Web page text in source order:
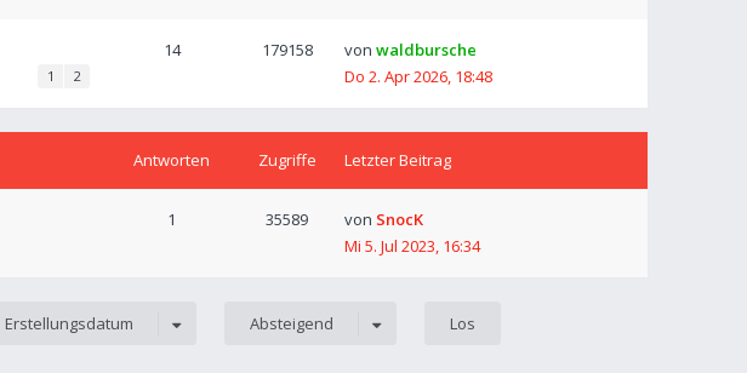
1 2
14 179158 von waldbursche
Do 2. Apr 2026, 18:48
Antworten Zugriffe Letzter Beitrag
1 35589 von SnocK
Mi 5. Jul 2023, 16:34
Erstellungsdatum Absteigend